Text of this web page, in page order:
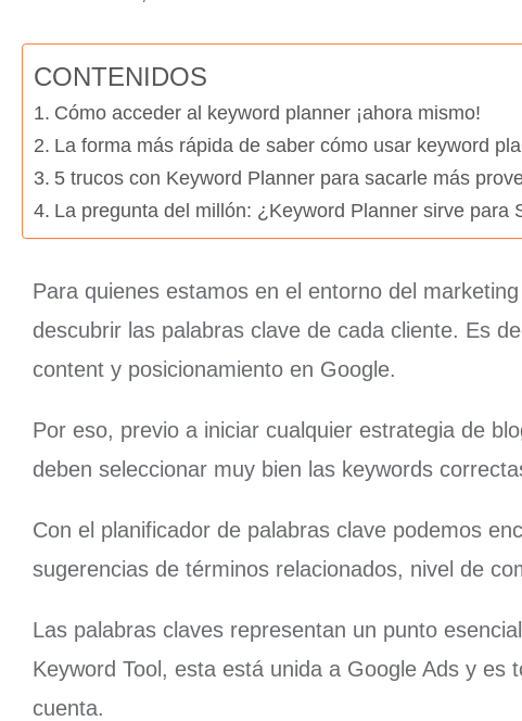
CONTENIDOS
Cómo acceder al keyword planner ¡ahora mismo!
La forma más rápida de saber cómo usar keyword
5 trucos con Keyword Planner para sacarle más
La pregunta del millón: ¿Keyword Planner sirve para
Para quienes estamos en el entorno del
descubrir las palabras clave de cada cliente. Es
content y posicionamiento en Google.
Por eso, previo a iniciar cualquier estrategia de
deben seleccionar muy bien las keywords
Con el planificador de palabras clave podemos
sugerencias de términos relacionados, nivel de
Las palabras claves representan un punto
Keyword Tool, esta está unida a Google Ads y
cuenta.